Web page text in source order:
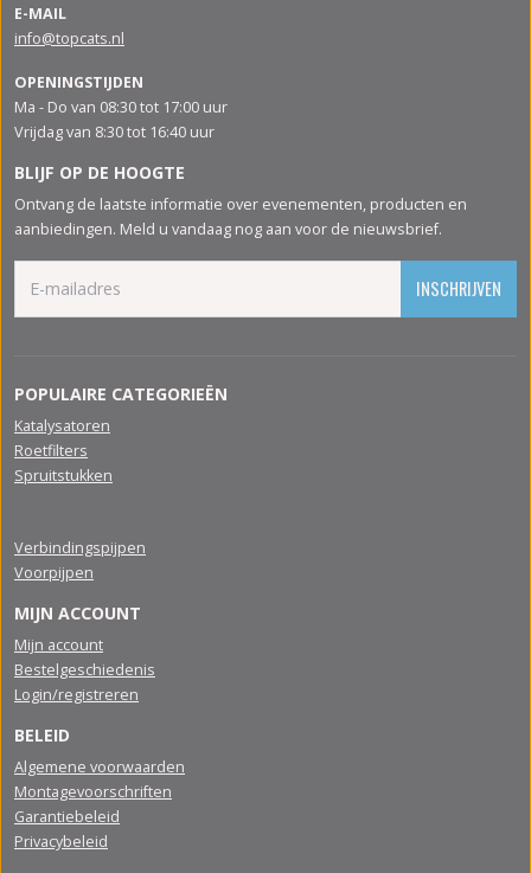
E-MAIL
info@topcats.nl
OPENINGSTIJDEN
Ma - Do van 08:30 tot 17:00 uur
Vrijdag van 8:30 tot 16:40 uur
BLIJF OP DE HOOGTE
Ontvang de laatste informatie over evenementen, producten en
aanbiedingen. Meld u vandaag nog aan voor de nieuwsbrief.
INSCHRIJVEN
POPULAIRE CATEGORIEËN
Katalysatoren
Roetfilters
Spruitstukken
Verbindingspijpen
Voorpijpen
MIJN ACCOUNT
Mijn account
Bestelgeschiedenis
Login/registreren
BELEID
Algemene voorwaarden
Montagevoorschriften
Garantiebeleid
Privacybeleid